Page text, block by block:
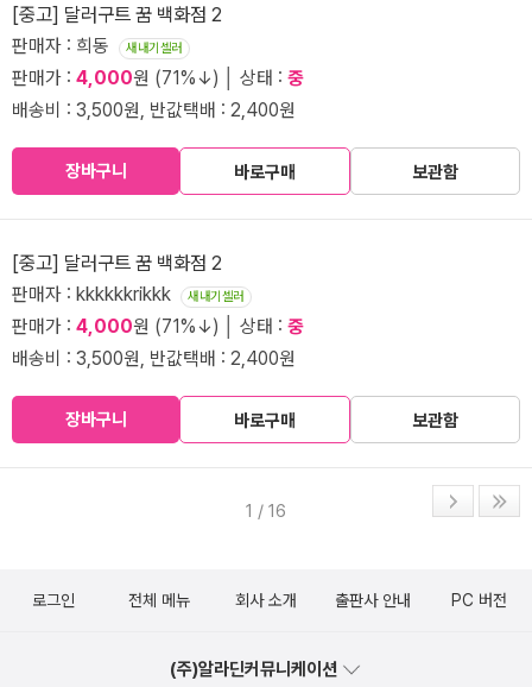
[중고] 달러구트 꿈 백화점 2
판매자 : 희동 새내기셀러
판매가 : 4,000원 (71%↓) │ 상태 : 중
배송비 : 3,500원, 반값택배 : 2,400원
장바구니 바로구매 보관함
[중고] 달러구트 꿈 백화점 2
판매자 : kkkkkkrikkk 새내기셀러
판매가 : 4,000원 (71%↓) │ 상태 : 중
배송비 : 3,500원, 반값택배 : 2,400원
장바구니 바로구매 보관함
1 / 16
로그인 전체 메뉴 회사 소개 출판사 안내 PC 버전
(주)알라딘커뮤니케이션